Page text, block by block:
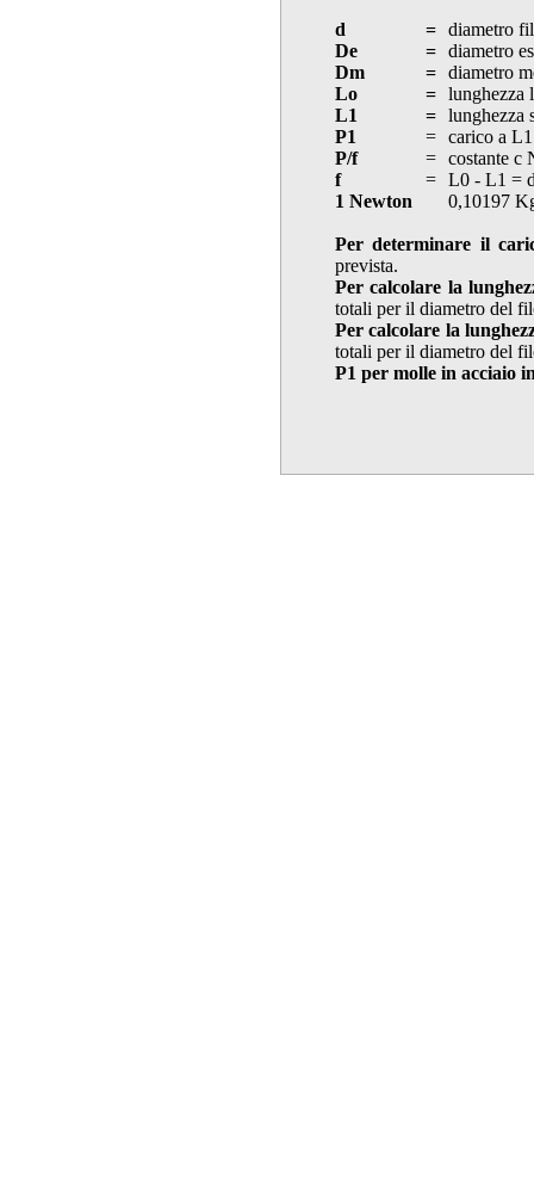
d =
diametro
De
=
diametro
Dm
=
diametro
Lo
=
lunghezza
L1
=
lunghezza
P1
=
carico a L1
P/f
=
costante c
f
=
L0 - L1 =
1 Newton
0,10197
Per determinare il
prevista.
Per calcolare la
totali per il diametro del
Per calcolare la
totali per il diametro del
P1 per molle in acciaio